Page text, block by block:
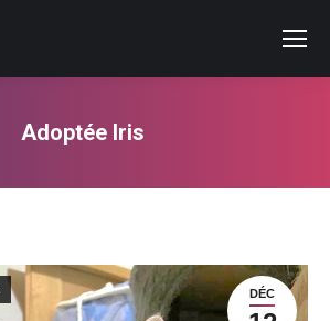
Adoptée Iris
DÉC